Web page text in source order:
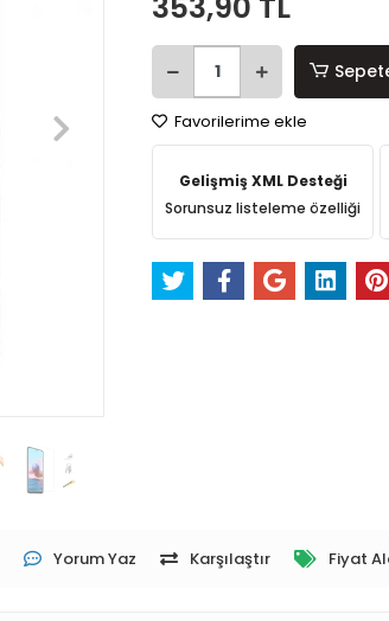
Favorilerime ekle
Gelişmiş XML Desteği
Sorunsuz listeleme özelliği
Yorum Yaz Karşılaştır Fiyat